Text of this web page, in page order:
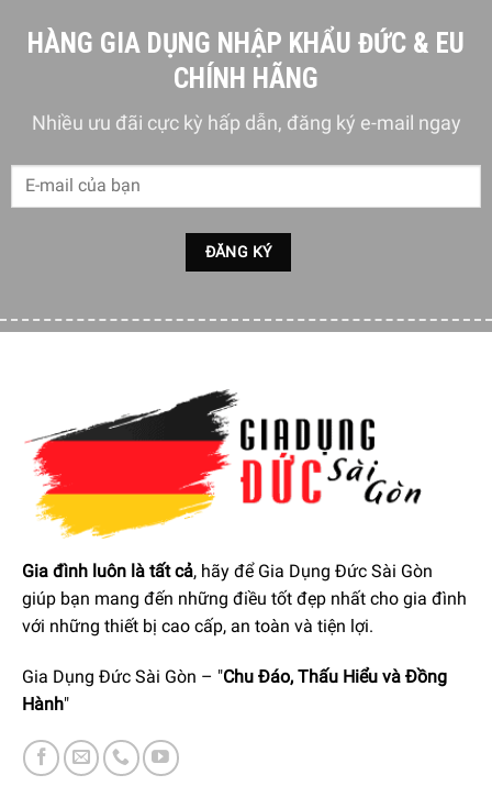
HÀNG GIA DỤNG NHẬP KHẨU ĐỨC & EU
CHÍNH HÃNG
Nhiều ưu đãi cực kỳ hấp dẫn, đăng ký e-mail ngay
Gia đình luôn là tất cả, hãy để Gia Dụng Đức Sài Gòn
giúp bạn mang đến những điều tốt đẹp nhất cho gia đình
với những thiết bị cao cấp, an toàn và tiện lợi.
Gia Dụng Đức Sài Gòn – "Chu Đáo, Thấu Hiểu và Đồng
Hành"